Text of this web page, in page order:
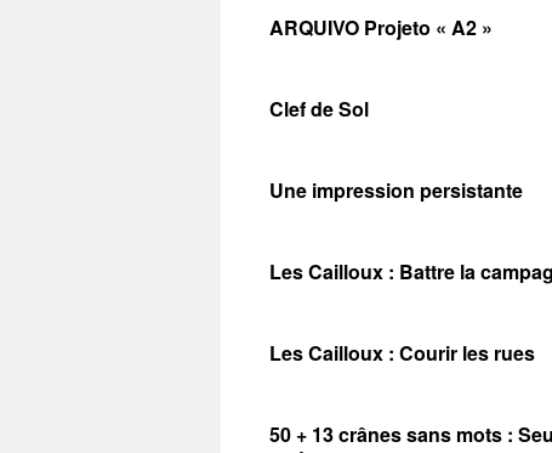
ARQUIVO Projeto « A2 »
Clef de Sol
Une impression persistante
Les Cailloux : Battre la
Les Cailloux : Courir les rues
50 + 13 crânes sans mots :